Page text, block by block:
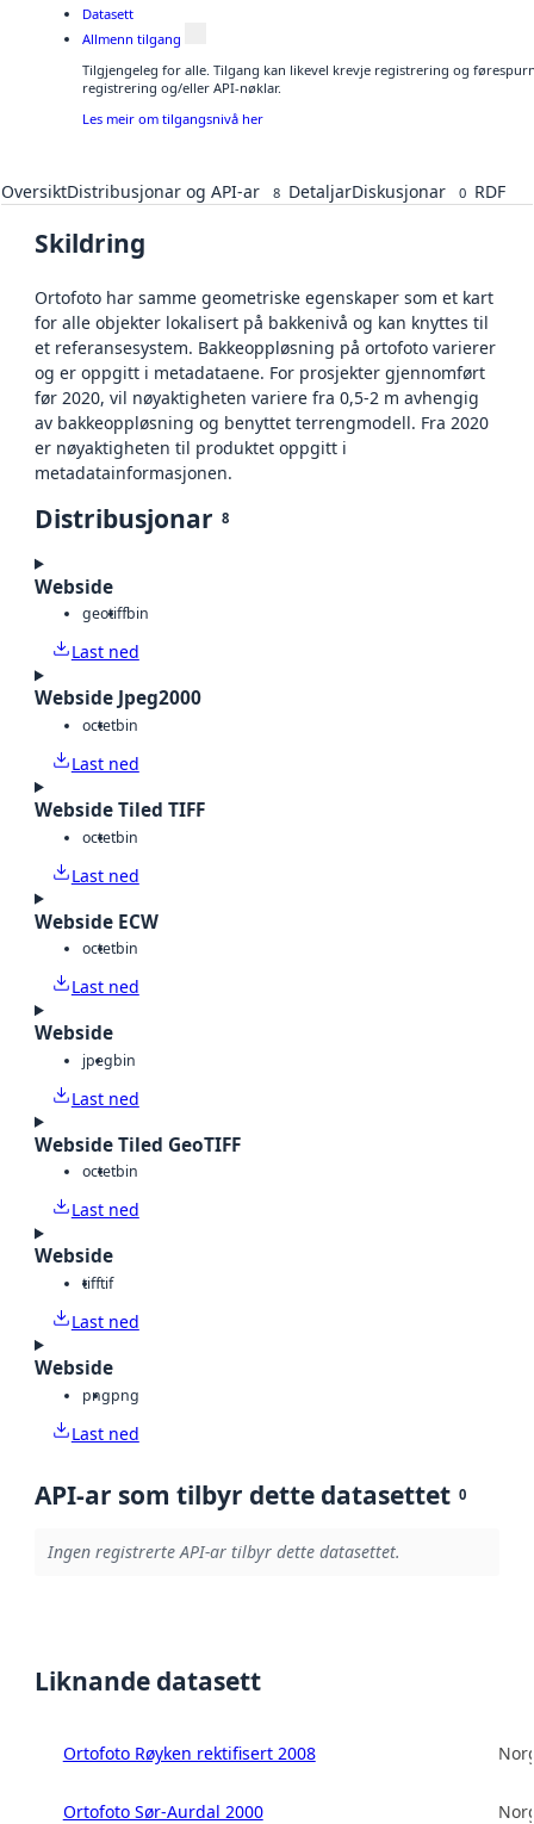
Datasett
Allmenn tilgang
Tilgjengeleg for alle. Tilgang kan likevel krevje registrering og
registrering og/eller API-nøklar.
Les meir om tilgangsnivå her
OversiktDistribusjonar og API-ar 8 DetaljarDiskusjonar 0 RDF
Skildring
Ortofoto har samme geometriske egenskaper som et kart
for alle objekter lokalisert på bakkenivå og kan knyttes til
et referansesystem. Bakkeoppløsning på ortofoto varierer
og er oppgitt i metadataene. For prosjekter gjennomført
før 2020, vil nøyaktigheten variere fra 0,5-2 m avhengig
av bakkeoppløsning og benyttet terrengmodell. Fra 2020
er nøyaktigheten til produktet oppgitt i
metadatainformasjonen.
Distribusjonar 8
Webside
geotiffbin
Last ned
Webside Jpeg2000
octetbin
Last ned
Webside Tiled TIFF
octetbin
Last ned
Webside ECW
octetbin
Last ned
Webside
jpegbin
Last ned
Webside Tiled GeoTIFF
octetbin
Last ned
Webside
tifftif
Last ned
Webside
pngpng
Last ned
API-ar som tilbyr dette datasettet 0
Ingen registrerte API-ar tilbyr dette datasettet.
Liknande datasett
Ortofoto Røyken rektifisert 2008
Ortofoto Sør-Aurdal 2000